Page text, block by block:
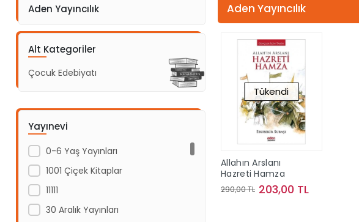
Aden Yayıncılık
Alt Kategoriler
Çocuk Edebiyatı
Yayınevi
0-6 Yaş Yayınları
1001 Çiçek Kitaplar
11111
30 Aralık Yayınları
Aden Yayıncılık
Tükendi
Allahın Arslanı
Hazreti Hamza
290,00 TL 203,00 TL